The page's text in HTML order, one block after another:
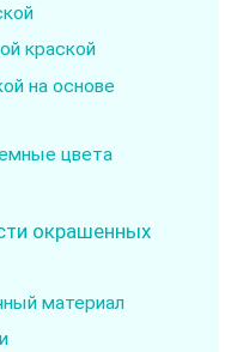
краской
на основе
цвета
окрашенных
материал